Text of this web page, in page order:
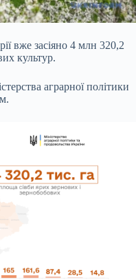
вже засіяно 4 млн 320,2
культур.
аграрноїполітики